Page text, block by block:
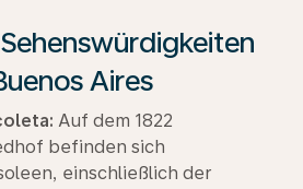
Aires
Auf dem 1822
befinden sich
einschließlich der